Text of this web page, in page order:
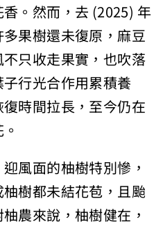
。然而，去 (2025) 年
果樹還未復原，麻豆
只收走果實，也吹落
行光合作用累積養
時間拉長，至今仍在
風面的柚樹特別慘，
樹都未結花苞，且颱
農來說，柚樹健在，